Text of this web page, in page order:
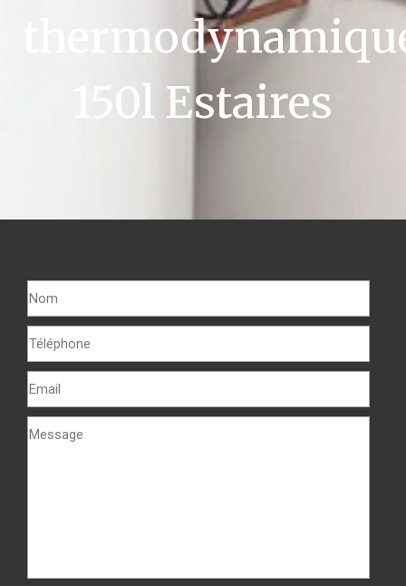
150l Estaires